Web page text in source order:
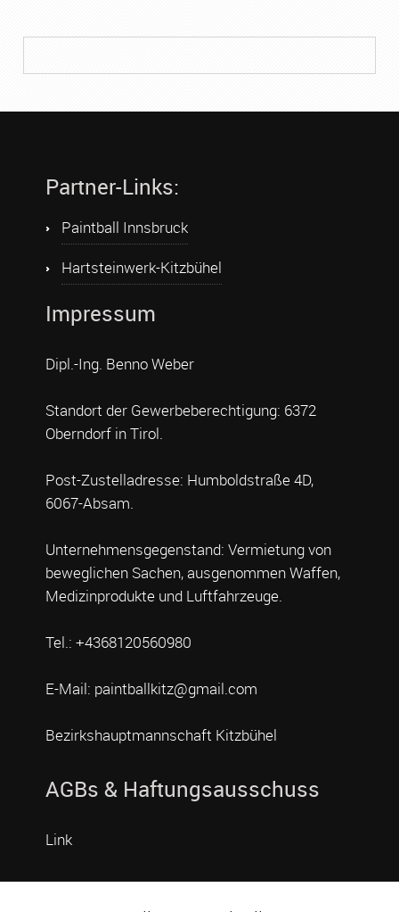
Partner-Links:
Paintball Innsbruck
Hartsteinwerk-Kitzbühel
Impressum
Dipl.-Ing. Benno Weber
Standort der Gewerbeberechtigung: 6372
Oberndorf in Tirol.
Post-Zustelladresse: Humboldstraße 4D,
6067-Absam.
Unternehmensgegenstand: Vermietung von
beweglichen Sachen, ausgenommen Waffen,
Medizinprodukte und Luftfahrzeuge.
Tel.: +4368120560980
E-Mail: paintballkitz@gmail.com
Bezirkshauptmannschaft Kitzbühel
AGBs & Haftungsausschuss
Link